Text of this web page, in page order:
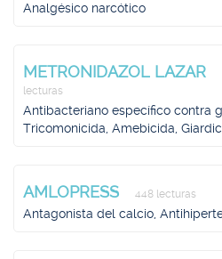
Analgésico narcótico
METRONIDAZOL LAZAR
lecturas
Antibacteriano específico contra
Tricomonicida, Amebicida,
AMLOPRESS 448 lecturas
Antagonista del calcio,